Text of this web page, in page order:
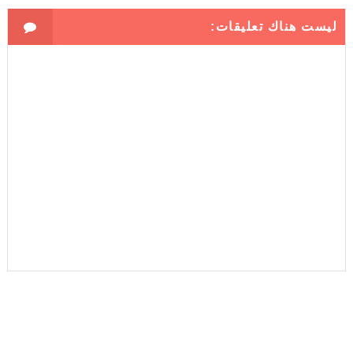
ليست هناك تعليقات: